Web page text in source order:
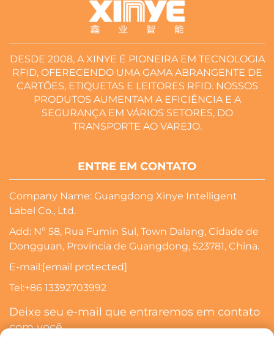
DESDE 2008, A XINYE É PIONEIRA EM TECNOLOGIA
RFID, OFERECENDO UMA GAMA ABRANGENTE DE
CARTÕES, ETIQUETAS E LEITORES RFID. NOSSOS
PRODUTOS AUMENTAM A EFICIÊNCIA E A
SEGURANÇA EM VÁRIOS SETORES, DO
TRANSPORTE AO VAREJO.
ENTRE EM CONTATO
Company Name: Guangdong Xinye Intelligent
Label Co., Ltd.
Add: Nº 58, Rua Fumin Sul, Town Dalang, Cidade de
Dongguan, Província de Guangdong, 523781, China.
E-mail:[email protected]
Tel:+86 13392703992
Deixe seu e-mail que entraremos em contato
com você